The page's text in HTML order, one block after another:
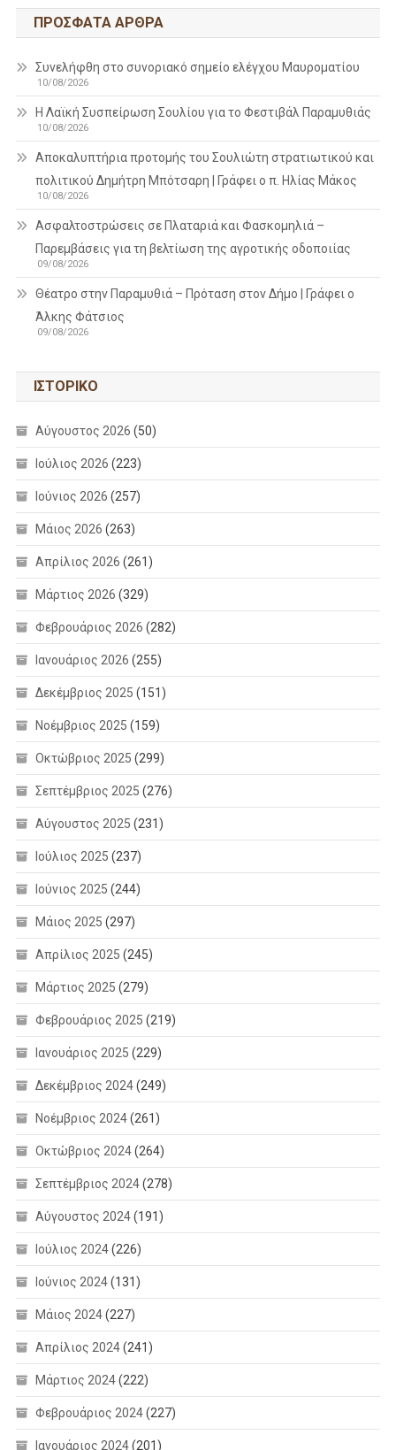
ΠΡΌΣΦΑΤΑ ΆΡΘΡΑ
Συνελήφθη στο συνοριακό σημείο ελέγχου Μαυροματίου
10/08/2026
Η Λαϊκή Συσπείρωση Σουλίου για το Φεστιβάλ Παραμυθιάς
10/08/2026
Aποκαλυπτήρια προτομής του Σουλιώτη στρατιωτικού και
πολιτικού Δημήτρη Μπότσαρη | Γράφει ο π. Ηλίας Μάκος
10/08/2026
Ασφαλτοστρώσεις σε Πλαταριά και Φασκομηλιά –
Παρεμβάσεις για τη βελτίωση της αγροτικής οδοποιίας
09/08/2026
Θέατρο στην Παραμυθιά – Πρόταση στον Δήμο | Γράφει ο
Άλκης Φάτσιος
09/08/2026
ΙΣΤΟΡΙΚΌ
Αύγουστος 2026 (50)
Ιούλιος 2026 (223)
Ιούνιος 2026 (257)
Μάιος 2026 (263)
Απρίλιος 2026 (261)
Μάρτιος 2026 (329)
Φεβρουάριος 2026 (282)
Ιανουάριος 2026 (255)
Δεκέμβριος 2025 (151)
Νοέμβριος 2025 (159)
Οκτώβριος 2025 (299)
Σεπτέμβριος 2025 (276)
Αύγουστος 2025 (231)
Ιούλιος 2025 (237)
Ιούνιος 2025 (244)
Μάιος 2025 (297)
Απρίλιος 2025 (245)
Μάρτιος 2025 (279)
Φεβρουάριος 2025 (219)
Ιανουάριος 2025 (229)
Δεκέμβριος 2024(249)
Νοέμβριος 2024(261)
Οκτώβριος 2024(264)
Σεπτέμβριος 2024(278)
Αύγουστος 2024(191)
Ιούλιος 2024(226)
Ιούνιος 2024(131)
Μάιος 2024(227)
Απρίλιος 2024(241)
Μάρτιος 2024(222)
Φεβρουάριος 2024(227)
Ιανουάριος 2024(201)